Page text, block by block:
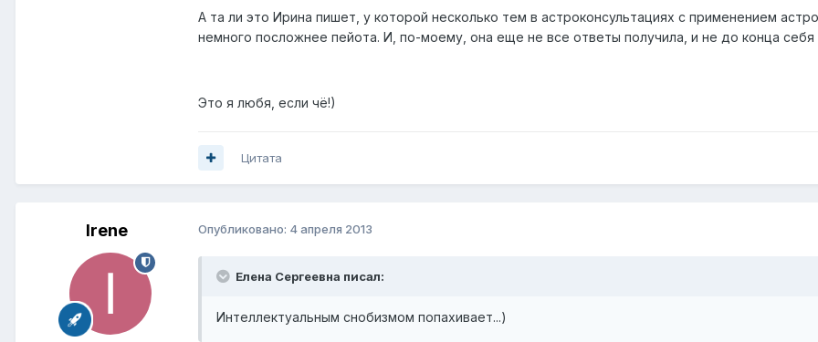
А та ли это Ирина пишет, у которой несколько тем в астроконсультациях с применением
немного посложнее пейота. И, по-моему, она еще не все ответы получила, и не до конца себя
Это я любя, если чё!)
Цитата
Irene Опубликовано: 4 апреля 2013
Елена Сергеевна писал:
Интеллектуальным снобизмом попахивает...)